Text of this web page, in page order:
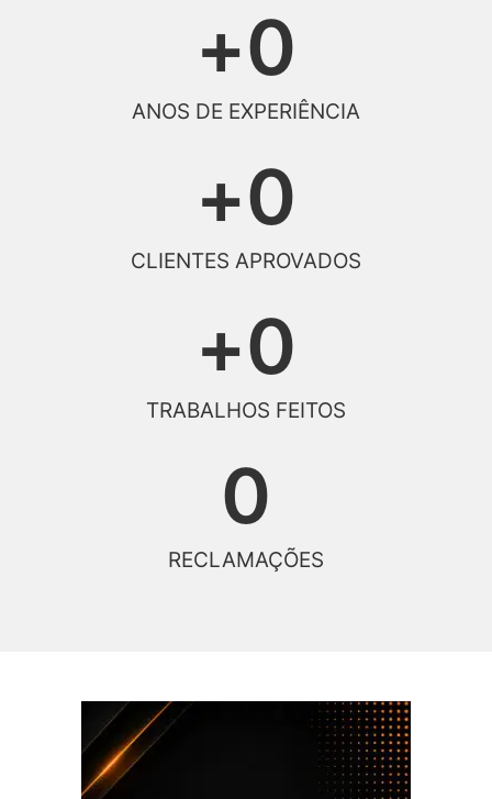
ANOS DE EXPERIÊNCIA
+0
CLIENTES APROVADOS
+0
TRABALHOS FEITOS
+0
RECLAMAÇÕES
0